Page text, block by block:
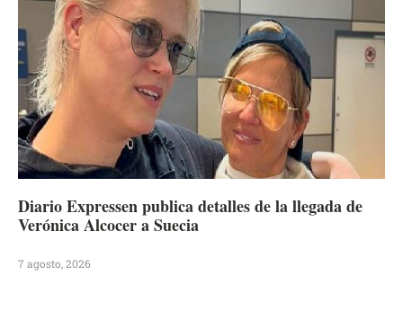
Diario Expressen publica detalles de la llegada de
Verónica Alcocer a Suecia
7 agosto, 2026